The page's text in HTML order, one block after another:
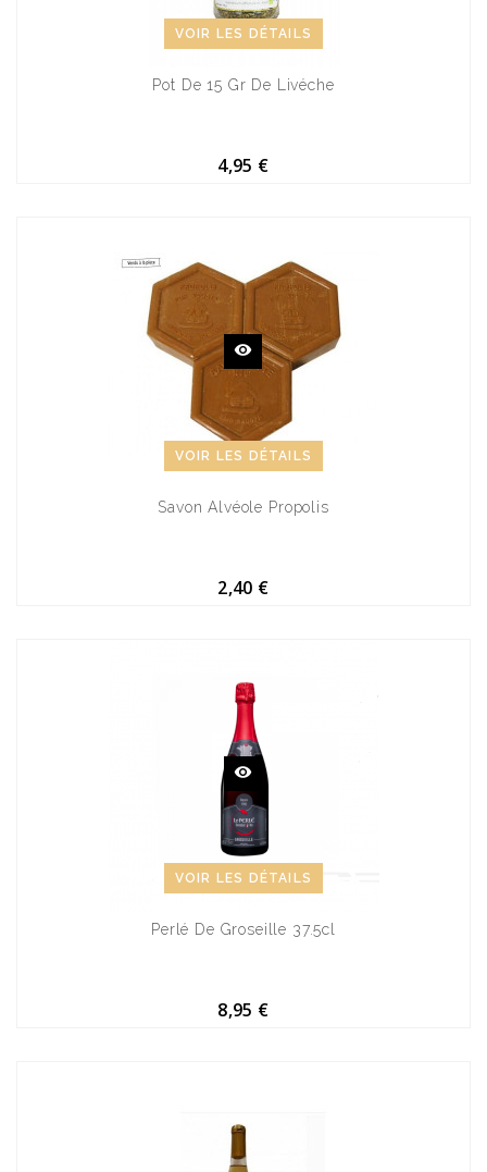
VOIR LES DÉTAILS
Pot De 15 Gr De Livéche
4,95 €
VOIR LES DÉTAILS
Savon Alvéole Propolis
2,40 €
VOIR LES DÉTAILS
Perlé De Groseille 37.5cl
8,95 €